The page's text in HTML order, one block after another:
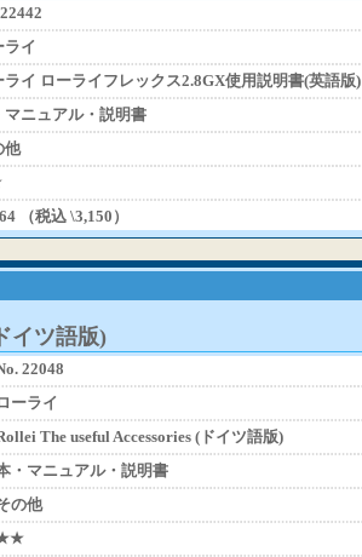
ライ
ライ ローライフレックス2.8GX使用説明書(英語版)
マニュアル・説明書
他
（税込 \3,150）
イツ語版)
22048
ーライ
The useful Accessories (ドイツ語版)
・マニュアル・説明書
の他